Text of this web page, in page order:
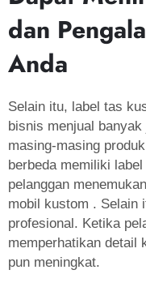
dan
Anda
Selain itu, label tas
bisnis menjual
masing-masing
berbeda memiliki
pelanggan
mobil kustom . Selain
profesional. Ketika
memperhatikan detail
pun meningkat.